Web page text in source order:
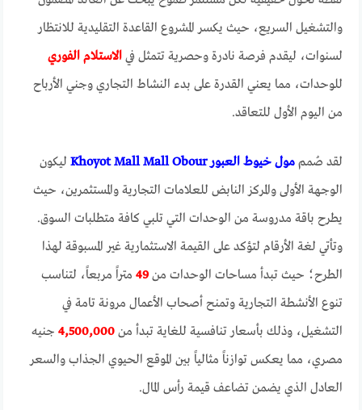
والتشغيل السريع، حيث يكسر المشروع القاعدة التقليدية للانتظار
لسنوات، ليقدم فرصة نادرة وحصرية تتمثل فيالاستلام الفوري
للوحدات، مما يعني القدرة على بدء النشاط التجاري وجني الأرباح
من اليوم الأول للتعاقد.
لقد صُمممول خيوط العبور Khoyot Mall Mall Obour
ليكون
الوجهة الأولى والمركز النابض للعلامات التجارية والمستثمرين، حيث
يطرح باقة مدروسة من الوحدات التي تلبي كافة متطلبات السوق.
وتأتي لغة الأرقام لتؤكد على القيمة الاستثمارية غير المسبوقة لهذا
الطرح؛ حيث تبدأ مساحات الوحدات من49 متراً مربعاً، لتناسب
تنوع الأنشطة التجارية وتمنح أصحاب الأعمال مرونة تامة في
التشغيل، وذلك بأسعار تنافسية للغاية تبدأ من4,500,000 جنيه
مصري، مما يعكس توازناً مثالياً بين الموقع الحيوي الجذاب والسعر
العادل الذي يضمن تضاعف قيمة رأس المال.